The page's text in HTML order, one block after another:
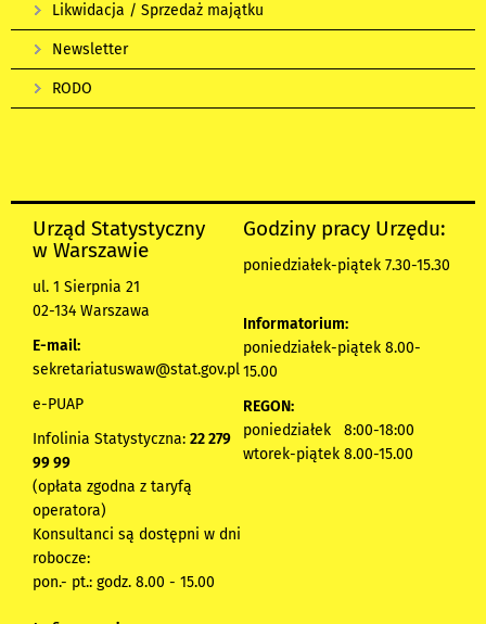
Likwidacja / Sprzedaż majątku
Newsletter
RODO
Urząd Statystyczny
w Warszawie
ul. 1 Sierpnia 21
02-134 Warszawa
E-mail:
sekretariatuswaw@stat.gov.pl
e-PUAP
Infolinia Statystyczna: 22 279
99 99
(opłata zgodna z taryfą
operatora)
Konsultanci są dostępni w dni
robocze:
pon.- pt.: godz. 8.00 - 15.00
Godziny pracy Urzędu:
poniedziałek-piątek 7.30-15.30
Informatorium:
poniedziałek-piątek 8.00-
15.00
REGON:
poniedziałek 8:00-18:00
wtorek-piątek 8.00-15.00